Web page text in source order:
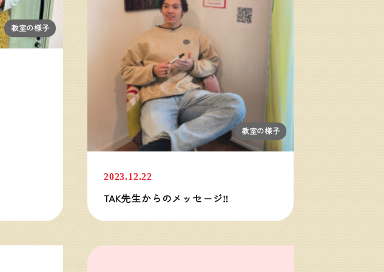
教室の様子
2023.12.22
教室の様子
TAK先生からのメッセージ‼️